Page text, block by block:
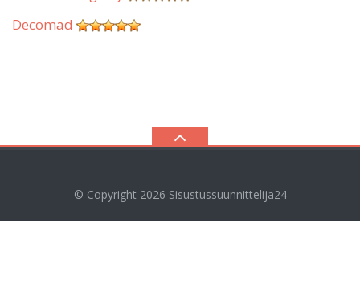
Decomad
© Copyright 2026 Sisustussuunnittelija24